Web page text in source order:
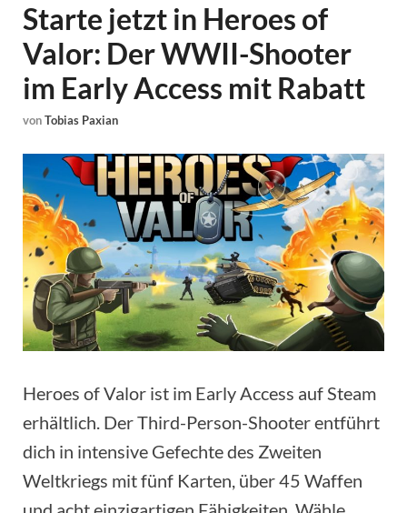
Starte jetzt in Heroes of
Valor: Der WWII-Shooter
im Early Access mit Rabatt
vonTobias Paxian
Heroes of Valor ist im Early Access auf Steam
erhältlich. Der Third-Person-Shooter entführt
dich in intensive Gefechte des Zweiten
Weltkriegs mit fünf Karten, über 45 Waffen